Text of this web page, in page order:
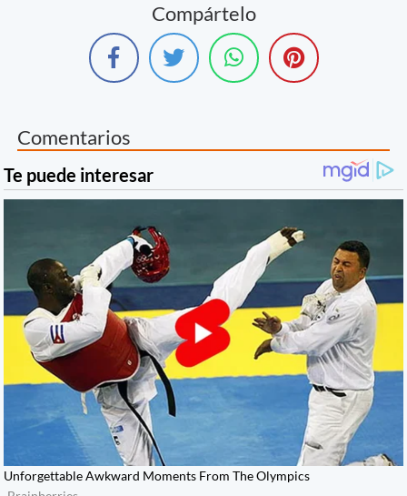
Compártelo
Comentarios